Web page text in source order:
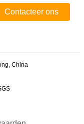
Contacteer ons
China